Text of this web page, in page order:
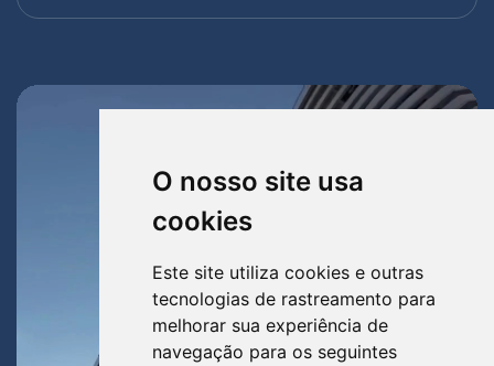
O nosso site usa
cookies
Este site utiliza cookies e outras
tecnologias de rastreamento para
melhorar sua experiência de
navegação para os seguintes